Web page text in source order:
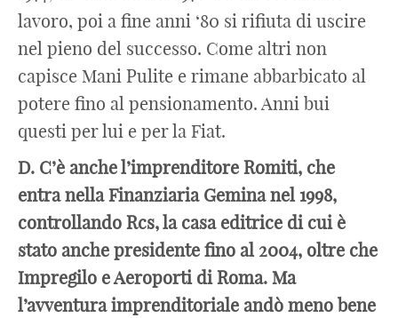
lavoro, poi a fine anni ‘80 si rifiuta di uscire
nel pieno del successo. Come altri non
capisce Mani Pulite e rimane abbarbicato al
potere fino al pensionamento. Anni bui
questi per lui e per la Fiat.
D. C’è anche l’imprenditore Romiti, che
entra nella Finanziaria Gemina nel 1998,
controllando Rcs, la casa editrice di cui è
stato anche presidente fino al 2004, oltre che
Impregilo e Aeroporti di Roma. Ma
l’avventura imprenditoriale andò meno bene